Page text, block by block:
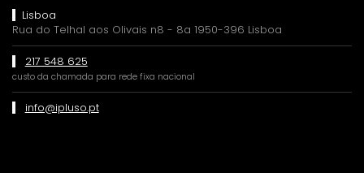
Lisboa
Rua do Telhal aos Olivais n8 - 8a 1950-396 Lisboa
217 548 625
custo da chamada para rede fixa nacional
info@ipluso.pt